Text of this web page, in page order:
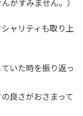
ャリティも取り上
いた時を振り返っ
良さがおさまって